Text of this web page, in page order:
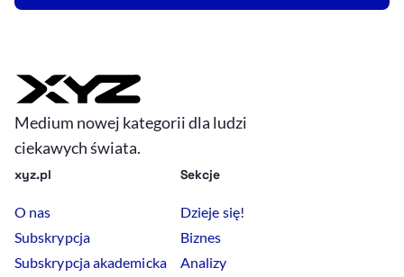
Medium nowej kategorii dla ludzi
ciekawych świata.
xyz.pl
O nas
Subskrypcja
Subskrypcja akademicka
Sekcje
Dzieje się!
Biznes
Analizy